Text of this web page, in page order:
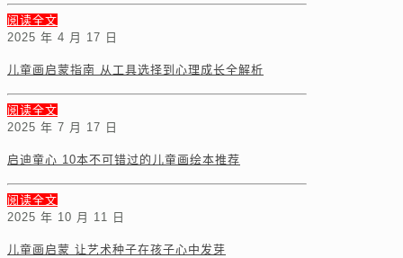
阅读全文
2025 年 4 月 17 日
儿童画启蒙指南 从工具选择到心理成长全解析
阅读全文
2025 年 7 月 17 日
启迪童心 10本不可错过的儿童画绘本推荐
阅读全文
2025 年 10 月 11 日
儿童画启蒙 让艺术种子在孩子心中发芽